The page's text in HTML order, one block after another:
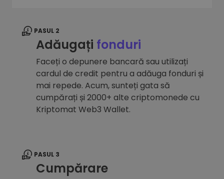
PASUL 2
Adăugați fonduri
Faceți o depunere bancară sau utilizați
cardul de credit pentru a adăuga fonduri și
mai repede. Acum, sunteți gata să
cumpărați și 2000+ alte criptomonede cu
Kriptomat Web3 Wallet.
PASUL 3
Cumpărare